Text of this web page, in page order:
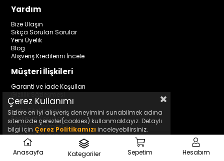
Yardım
Bize Ulaşın
Sıkça Sorulan Sorular
Yeni Üyelik
Blog
Alışveriş Kredilerini İncele
Müşteri İlişkileri
Garanti ve İade Koşulları
Gizlilik Sözleşmesi
KVKK
Satış Sözleşmesi
Teslimat Koşulları
Üyelik Sözleşmesi
Sosyal Medya
Çerez Kullanımı
Sizlere en iyi alışveriş deneyimini sunabilmek adına
sitemizde çerezler(cookies) kullanmaktayız. Detaylı
bilgi için Çerez Politikamızı inceleyebilirsiniz.
Anasayfa Kategoriler Sepetim Hesabım
₺2.499,00 Sepete Ekle